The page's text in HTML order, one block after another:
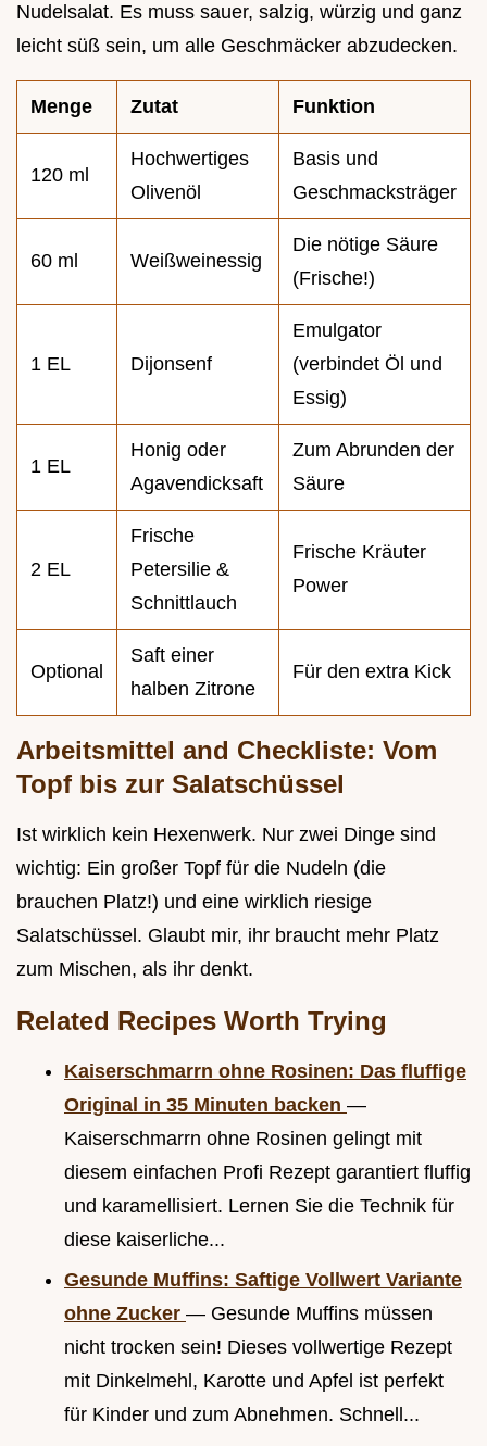
Nudelsalat. Es muss sauer, salzig, würzig und ganz
leicht süß sein, um alle Geschmäcker abzudecken.
Menge Zutat Funktion
120 ml
Hochwertiges
Olivenöl
Basis und
Geschmacksträger
60 ml Weißweinessig
Die nötige Säure
(Frische!)
1 EL Dijonsenf
Emulgator
(verbindet Öl und
Essig)
1 EL
Honig oder
Agavendicksaft
Zum Abrunden der
Säure
2 EL
Frische
Petersilie &
Schnittlauch
Frische Kräuter
Power
Optional
Saft einer
halben Zitrone
Für den extra Kick
Arbeitsmittel and Checkliste: Vom
Topf bis zur Salatschüssel
Ist wirklich kein Hexenwerk. Nur zwei Dinge sind
wichtig: Ein großer Topf für die Nudeln (die
brauchen Platz!) und eine wirklich riesige
Salatschüssel. Glaubt mir, ihr braucht mehr Platz
zum Mischen, als ihr denkt.
Related Recipes Worth Trying
Kaiserschmarrn ohne Rosinen: Das fluffige
Original in 35 Minuten backen —
Kaiserschmarrn ohne Rosinen gelingt mit
diesem einfachen Profi Rezept garantiert fluffig
und karamellisiert. Lernen Sie die Technik für
diese kaiserliche...
Gesunde Muffins: Saftige Vollwert Variante
ohne Zucker — Gesunde Muffins müssen
nicht trocken sein! Dieses vollwertige Rezept
mit Dinkelmehl, Karotte und Apfel ist perfekt
für Kinder und zum Abnehmen. Schnell...